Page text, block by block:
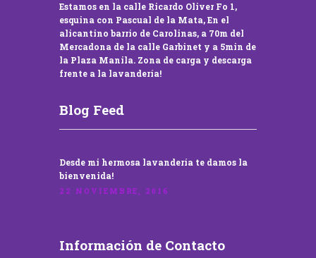
Estamos en la calle Ricardo Oliver Fo 1,
esquina con Pascual de la Mata, En el
alicantino barrio de Carolinas, a 70m del
Mercadona de la calle Garbinet y a 5min de
la Plaza Manila. Zona de carga y descarga
frente a la lavandería!
Blog Feed
Desde mi hermosa lavandería te damos la
bienvenida!
22 NOVIEMBRE, 2016
Información de Contacto